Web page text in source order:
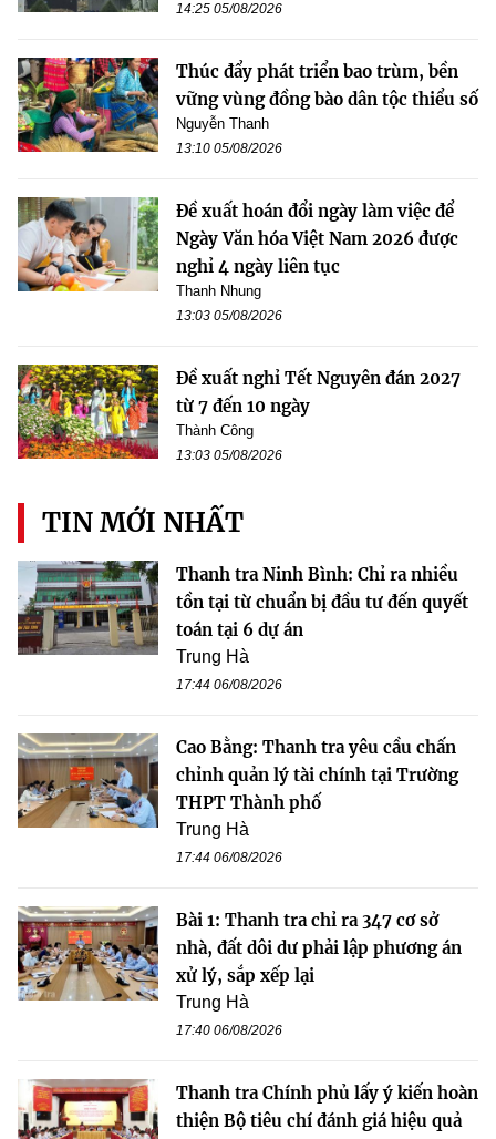
14:25 05/08/2026
Thúc đẩy phát triển bao trùm, bền
vững vùng đồng bào dân tộc thiểu số
Nguyễn Thanh
13:10 05/08/2026
Đề xuất hoán đổi ngày làm việc để
Ngày Văn hóa Việt Nam 2026 được
nghỉ 4 ngày liên tục
Thanh Nhung
13:03 05/08/2026
Đề xuất nghỉ Tết Nguyên đán 2027
từ 7 đến 10 ngày
Thành Công
13:03 05/08/2026
TIN MỚI NHẤT
Thanh tra Ninh Bình: Chỉ ra nhiều
tồn tại từ chuẩn bị đầu tư đến quyết
toán tại 6 dự án
Trung Hà
17:44 06/08/2026
Cao Bằng: Thanh tra yêu cầu chấn
chỉnh quản lý tài chính tại Trường
THPT Thành phố
Trung Hà
17:44 06/08/2026
Bài 1: Thanh tra chỉ ra 347 cơ sở
nhà, đất dôi dư phải lập phương án
xử lý, sắp xếp lại
Trung Hà
17:40 06/08/2026
Thanh tra Chính phủ lấy ý kiến hoàn
thiện Bộ tiêu chí đánh giá hiệu quả